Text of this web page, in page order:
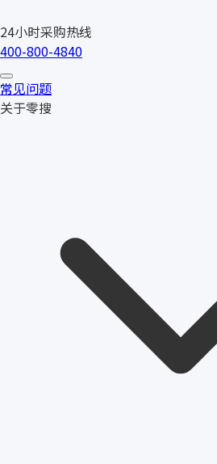
24小时采购热线
400-800-4840
常见问题
关于零搜